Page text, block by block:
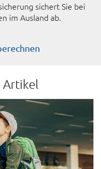
sichert Sie bei
im Ausland ab.
Artikel